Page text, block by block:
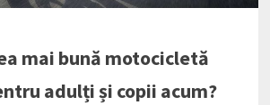
mai bună motocicletă
adulți și copii acum?